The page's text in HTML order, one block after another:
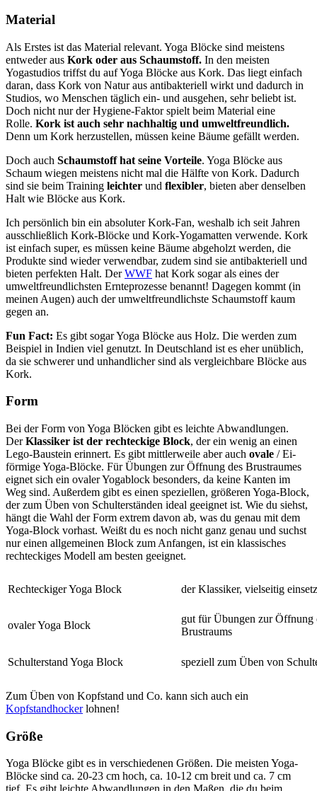
Material
Als Erstes ist das Material relevant. Yoga Blöcke sind meistens
entweder aus Kork oder aus Schaumstoff. In den meisten
Yogastudios triffst du auf Yoga Blöcke aus Kork. Das liegt einfach
daran, dass Kork von Natur aus antibakteriell wirkt und dadurch in
Studios, wo Menschen täglich ein- und ausgehen, sehr beliebt ist.
Doch nicht nur der Hygiene-Faktor spielt beim Material eine
Rolle. Kork ist auch sehr nachhaltig und umweltfreundlich.
Denn um Kork herzustellen, müssen keine Bäume gefällt werden.
Doch auch Schaumstoff hat seine Vorteile. Yoga Blöcke aus
Schaum wiegen meistens nicht mal die Hälfte von Kork. Dadurch
sind sie beim Training leichter und flexibler, bieten aber denselben
Halt wie Blöcke aus Kork.
Ich persönlich bin ein absoluter Kork-Fan, weshalb ich seit Jahren
ausschließlich Kork-Blöcke und Kork-Yogamatten verwende. Kork
ist einfach super, es müssen keine Bäume abgeholzt werden, die
Produkte sind wieder verwendbar, zudem sind sie antibakteriell und
bieten perfekten Halt. DerWWF hat Kork sogar als eines der
umweltfreundlichsten Ernteprozesse benannt! Dagegen kommt (in
meinen Augen) auch der umweltfreundlichste Schaumstoff kaum
gegen an.
Fun Fact: Es gibt sogar Yoga Blöcke aus Holz. Die werden zum
Beispiel in Indien viel genutzt. In Deutschland ist es eher unüblich,
da sie schwerer und unhandlicher sind als vergleichbare Blöcke aus
Kork.
Form
Bei der Form von Yoga Blöcken gibt es leichte Abwandlungen.
DerKlassiker ist der rechteckige Block, der ein wenig an einen
Lego-Baustein erinnert. Es gibt mittlerweile aber auch ovale / Ei-
förmige Yoga-Blöcke. Für Übungen zur Öffnung des Brustraumes
eignet sich ein ovaler Yogablock besonders, da keine Kanten im
Weg sind. Außerdem gibt es einen speziellen, größeren Yoga-Block,
der zum Üben von Schulterständen ideal geeignet ist. Wie du siehst,
hängt die Wahl der Form extrem davon ab, was du genau mit dem
Yoga-Block vorhast. Weißt du es noch nicht ganz genau und suchst
nur einen allgemeinen Block zum Anfangen, ist ein klassisches
rechteckiges Modell am besten geeignet.
Rechteckiger Yoga Block der Klassiker, vielseitig
ovaler Yoga Block
gut für Übungen zur Öffnung
Brustraums
Schulterstand Yoga Block speziell zum Üben von
Zum Üben von Kopfstand und Co. kann sich auch ein
Kopfstandhockerlohnen!
Größe
Yoga Blöcke gibt es in verschiedenen Größen. Die meisten Yoga-
Blöcke sind ca. 20-23 cm hoch, ca. 10-12 cm breit und ca. 7 cm